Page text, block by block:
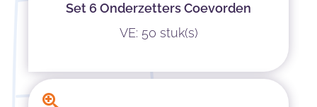
Set 6 Onderzetters Coevorden
VE: 50 stuk(s)